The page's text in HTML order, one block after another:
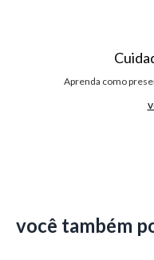
Aprenda como
você também